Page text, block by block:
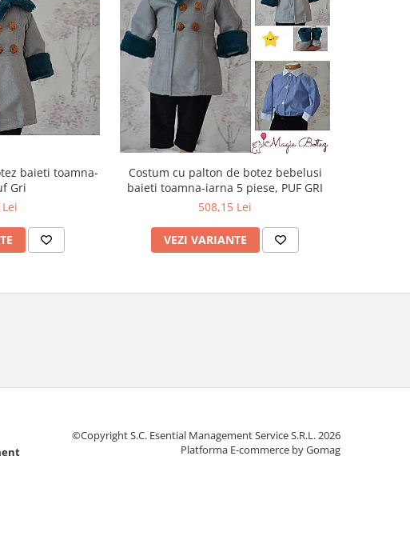
baieti toamna-
Gri
Costum cu palton de botez bebelusi
baieti toamna-iarna 5 piese, PUF GRI
508,15 Lei
VEZI VARIANTE
©Copyright S.C. Esential Management Service S.R.L. 2026
Platforma E-commerce by Gomag